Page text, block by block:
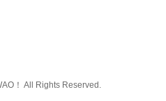
！ All Rights Reserved.